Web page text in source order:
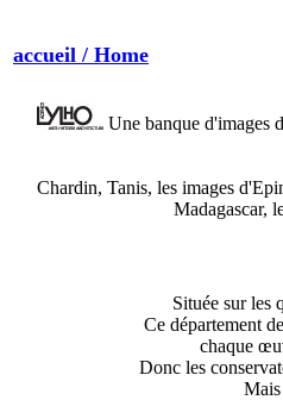
accueil / Home
Une banque d'images
Chardin, Tanis, les images
Madagascar,
Située sur les
Ce département
chaque
Donc les
Mais